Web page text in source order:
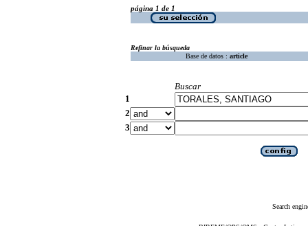
página 1 de 1
Refinar la búsqueda
Base de datos : article
Buscar
1
2
3
Search